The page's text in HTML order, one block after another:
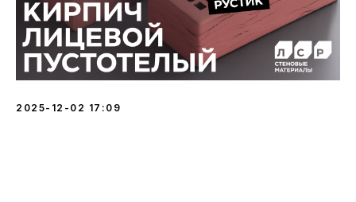
2025-12-02 17:09